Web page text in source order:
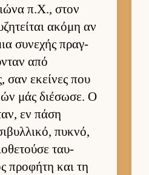
π.Χ., στον
ακόμη αν
συνεχής πραγ­
από
σαν εκεί­νες που
μάς διέσωσε. Ο
εν πάση
πυκνό,
ταυ­
προφήτη και τη